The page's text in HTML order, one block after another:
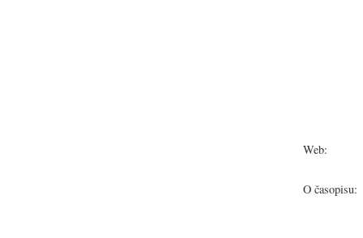
Web:
O časopisu: